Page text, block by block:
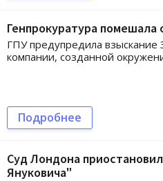
Генпрокуратура
ГПУ предупредила взыскание
компании, созданной
Подробнее
Суд Лондона
Януковича"